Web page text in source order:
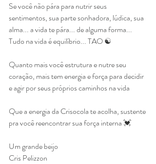
Se você não pára para nutrir seus
sentimentos, sua parte sonhadora, lúdica, sua
alma... a vida te pára... de alguma forma...
Tudo na vida é equilíbrio... TAO ☯️
Quanto mais você estrutura e nutre seu
coração, mais tem energia e força para decidir
e agir por seus próprios caminhos na vida
Que a energia da Crisocola te acolha, sustente
pra você reencontrar sua força interna 💓
Um grande beijo
Cris Pelizzon